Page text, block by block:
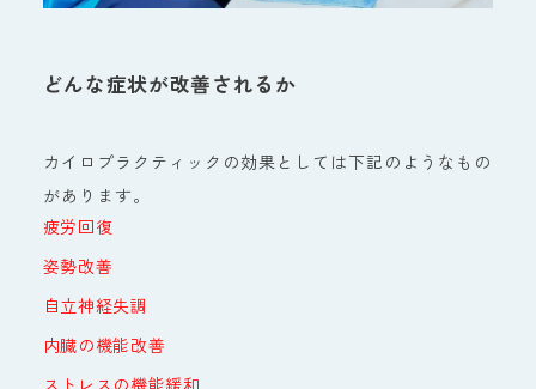
どんな症状が改善されるか
カイロプラクティックの効果としては下記のようなもの
があります。
疲労回復
姿勢改善
自立神経失調
内臓の機能改善